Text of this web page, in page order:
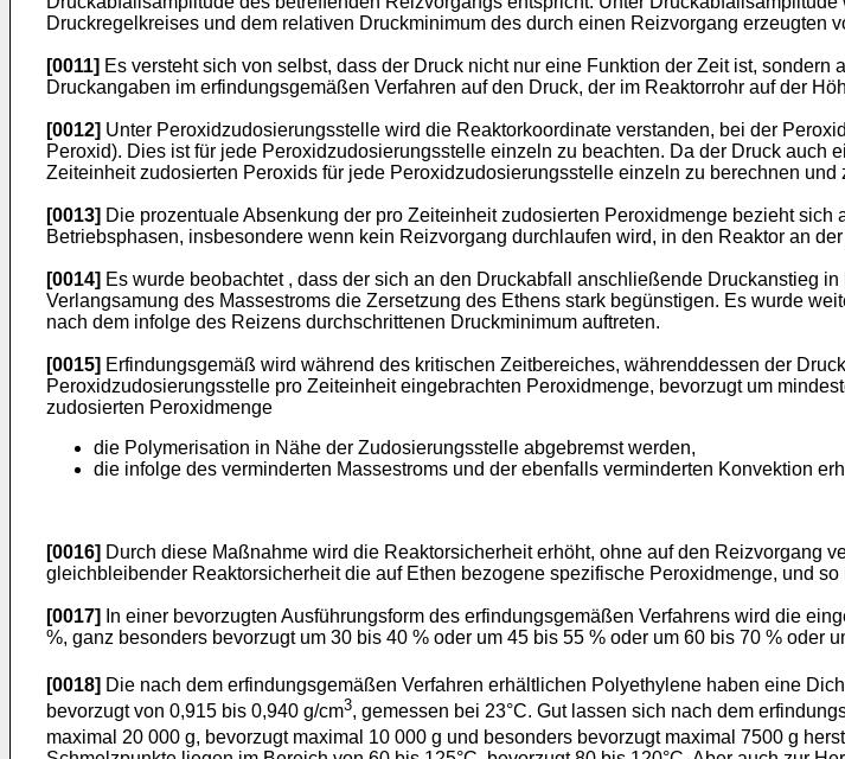
Druckregelkreises und dem relativen Druckminimum des durch einen Reizvorgang erzeugten
[0011] Es versteht sich von selbst, dass der Druck nicht nur eine Funktion der Zeit ist,
Druckangaben im erfindungsgemäßen Verfahren auf den Druck, der im Reaktorrohr auf der
[0012] Unter Peroxidzudosierungsstelle wird die Reaktorkoordinate verstanden, bei der
Peroxid). Dies ist für jede Peroxidzudosierungsstelle einzeln zu beachten. Da der Druck
Zeiteinheit zudosierten Peroxids für jede Peroxidzudosierungsstelle einzeln zu berechnen und
[0013] Die prozentuale Absenkung der pro Zeiteinheit zudosierten Peroxidmenge bezieht
Betriebsphasen, insbesondere wenn kein Reizvorgang durchlaufen wird, in den Reaktor an
[0014] Es wurde beobachtet , dass der sich an den Druckabfall anschließende Druckanstieg
Verlangsamung des Massestroms die Zersetzung des Ethens stark begünstigen. Es wurde
nach dem infolge des Reizens durchschrittenen Druckminimum auftreten.
[0015] Erfindungsgemäß wird während des kritischen Zeitbereiches, währenddessen der
Peroxidzudosierungsstelle pro Zeiteinheit eingebrachten Peroxidmenge, bevorzugt um
zudosierten Peroxidmenge
die Polymerisation in Nähe der Zudosierungsstelle abgebremst werden,
die infolge des verminderten Massestroms und der ebenfalls verminderten Konvektion
[0016] Durch diese Maßnahme wird die Reaktorsicherheit erhöht, ohne auf den Reizvorgang
gleichbleibender Reaktorsicherheit die auf Ethen bezogene spezifische Peroxidmenge, und
[0017]
In einer bevorzugten Ausführungsform des erfindungsgemäßen Verfahrens wird die
%, ganz besonders bevorzugt um 30 bis 40 % oder um 45 bis 55 % oder um 60 bis 70 % oder
[0018] Die nach dem erfindungsgemäßen Verfahren erhältlichen Polyethylene haben eine
bevorzugt von 0,915 bis 0,940 g/cm3, gemessen bei 23°C. Gut lassen sich nach dem
maximal 20 000 g, bevorzugt maximal 10 000 g und besonders bevorzugt maximal 7500 g